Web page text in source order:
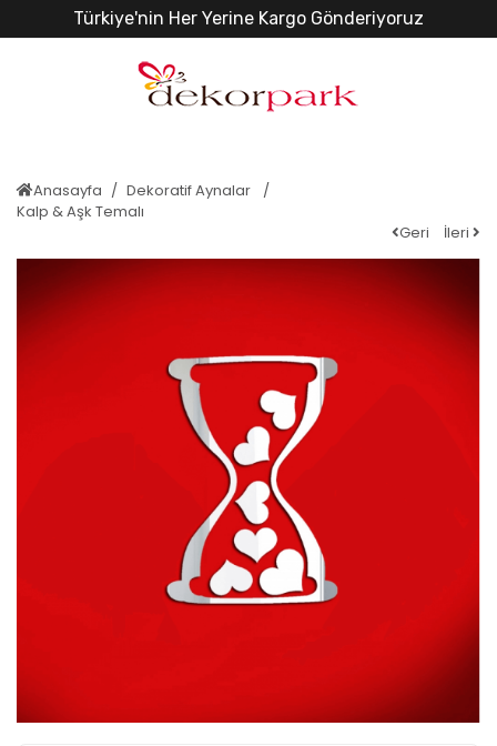
Türkiye'nin Her Yerine Kargo Gönderiyoruz
Anasayfa
Dekoratif Aynalar
Kalp & Aşk Temalı
Geri
İleri